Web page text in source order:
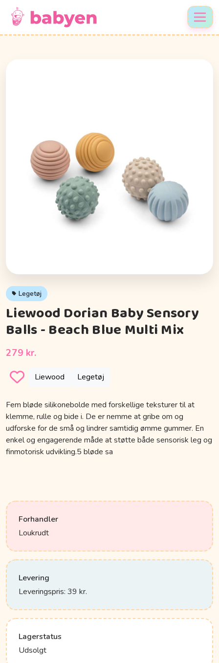
Legetøj
Liewood Dorian Baby Sensory
Balls - Beach Blue Multi Mix
279 kr.
Liewood Legetøj
Fem bløde silikonebolde med forskellige teksturer til at
klemme, rulle og bide i. De er nemme at gribe om og
udforske for de små og lindrer samtidig ømme gummer. En
enkel og engagerende måde at støtte både sensorisk leg og
finmotorisk udvikling.5 bløde sa
Forhandler
Loukrudt
Levering
Leveringspris: 39 kr.
Lagerstatus
Udsolgt